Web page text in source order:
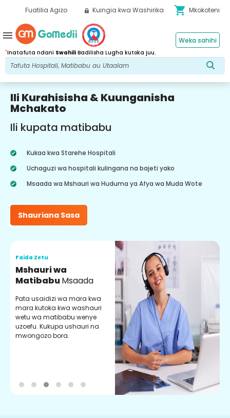
Fuatilia Agizo Kuingia kwa Washirika shopping_cart Mkokoteni
*Inatafuta ndani Swahili Badilisha Lugha kutoka juu.
Weka sahihi
menu
Ili Kurahisisha & Kuunganisha
Mchakato
Ili kupata matibabu
Kukaa kwa Starehe Hospitali
Uchaguzi wa hospitali kulingana na bajeti yako
Msaada wa Mshauri wa Huduma ya Afya wa Muda Wote
Shauriana Sasa
Faida Zetu
Mshauri wa
MatibabuMsaada
Pata usaidizi wa mara kwa
mara kutoka kwa washauri
wetu wa matibabu wenye
uzoefu. Kukupa ushauri na
mwongozo bora.